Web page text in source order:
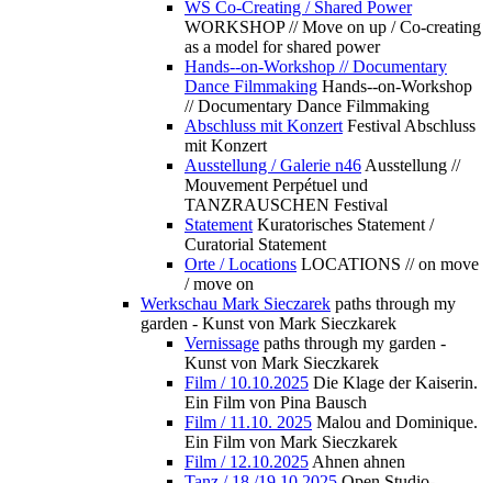
WS Co-Creating / Shared Power
WORKSHOP // Move on up / Co-creating
as a model for shared power
Hands--on-Workshop // Documentary
Dance Filmmaking Hands--on-Workshop
// Documentary Dance Filmmaking
Abschluss mit Konzert Festival Abschluss
mit Konzert
Ausstellung / Galerie n46 Ausstellung //
Mouvement Perpétuel und
TANZRAUSCHEN Festival
Statement Kuratorisches Statement /
Curatorial Statement
Orte / Locations LOCATIONS // on move
/ move on
Werkschau Mark Sieczarek paths through my
garden - Kunst von Mark Sieczkarek
Vernissage paths through my garden -
Kunst von Mark Sieczkarek
Film / 10.10.2025 Die Klage der Kaiserin.
Ein Film von Pina Bausch
Film / 11.10. 2025 Malou and Dominique.
Ein Film von Mark Sieczkarek
Film / 12.10.2025 Ahnen ahnen